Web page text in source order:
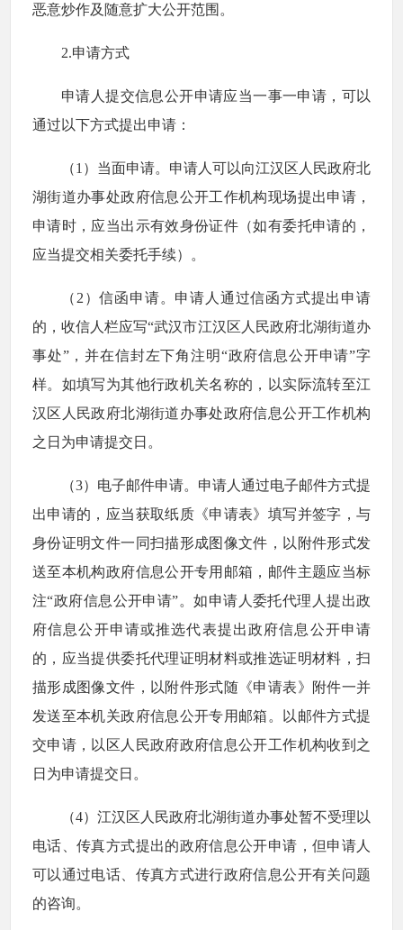
恶意炒作及随意扩大公开范围。
2.申请方式
申请人提交信息公开申请应当一事一申请，可以
通过以下方式提出申请：
（1）当面申请。申请人可以向江汉区人民政府北
湖街道办事处政府信息公开工作机构现场提出申请，
申请时，应当出示有效身份证件（如有委托申请的，
应当提交相关委托手续）。
（2）信函申请。申请人通过信函方式提出申请
的，收信人栏应写“武汉市江汉区人民政府北湖街道办
事处”，并在信封左下角注明“政府信息公开申请”字
样。如填写为其他行政机关名称的，以实际流转至江
汉区人民政府北湖街道办事处政府信息公开工作机构
之日为申请提交日。
（3）电子邮件申请。申请人通过电子邮件方式提
出申请的，应当获取纸质《申请表》填写并签字，与
身份证明文件一同扫描形成图像文件，以附件形式发
送至本机构政府信息公开专用邮箱，邮件主题应当标
注“政府信息公开申请”。如申请人委托代理人提出政
府信息公开申请或推选代表提出政府信息公开申请
的，应当提供委托代理证明材料或推选证明材料，扫
描形成图像文件，以附件形式随《申请表》附件一并
发送至本机关政府信息公开专用邮箱。以邮件方式提
交申请，以区人民政府政府信息公开工作机构收到之
日为申请提交日。
（4）江汉区人民政府北湖街道办事处暂不受理以
电话、传真方式提出的政府信息公开申请，但申请人
可以通过电话、传真方式进行政府信息公开有关问题
的咨询。